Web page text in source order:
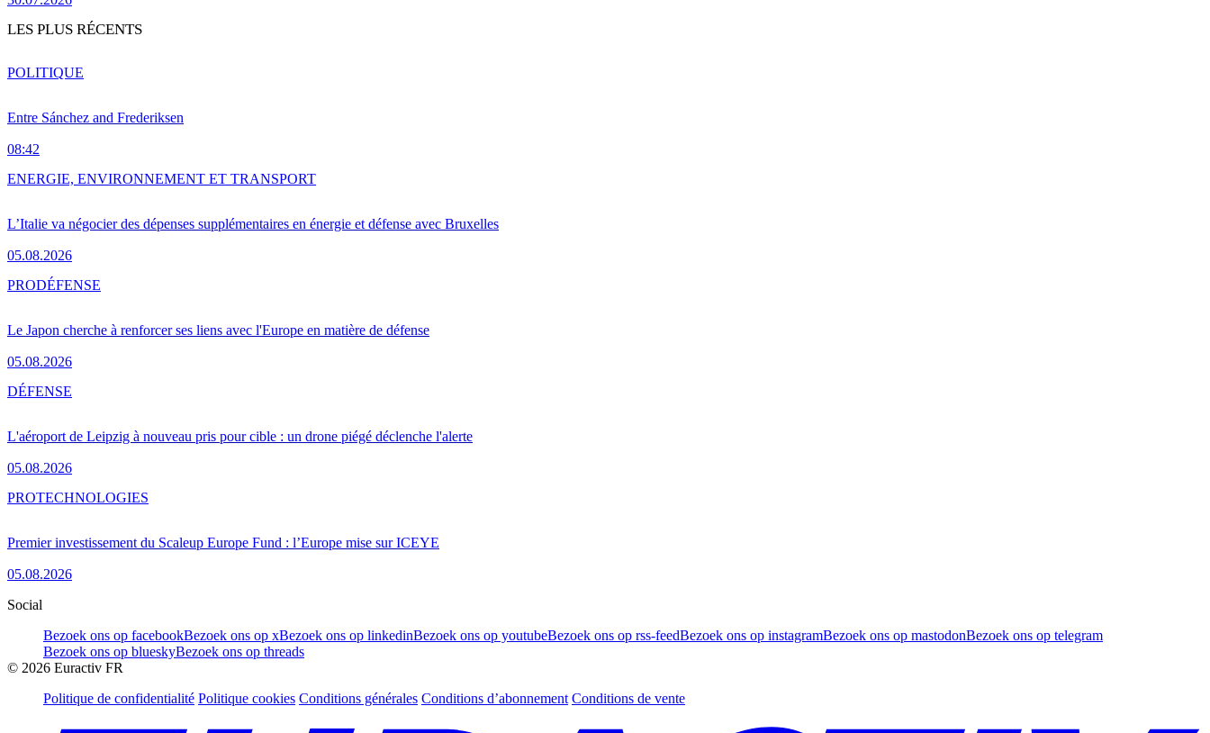
LES PLUS RÉCENTS
Entre Sánchez and Frederiksen
08:42
POLITIQUE
L’Italie va négocier des dépenses supplémentaires en énergie et défense avec Bruxelles
05.08.2026
ENERGIE, ENVIRONNEMENT ET TRANSPORT
Le Japon cherche à renforcer ses liens avec l'Europe en matière de défense
05.08.2026
PRODÉFENSE
L'aéroport de Leipzig à nouveau pris pour cible : un drone piégé déclenche l'alerte
05.08.2026
DÉFENSE
Premier investissement du Scaleup Europe Fund : l’Europe mise sur ICEYE
05.08.2026
PROTECHNOLOGIES
Social
Bezoek ons op facebookBezoek ons op xBezoek ons op linkedinBezoek ons op youtubeBezoek ons op rss-feedBezoek ons op instagramBezoek ons op mastodonBezoek ons op telegram
Bezoek ons op blueskyBezoek ons op threads
© 2026 Euractiv FR
Politique de confidentialité Politique cookies Conditions générales Conditions d’abonnement Conditions de vente